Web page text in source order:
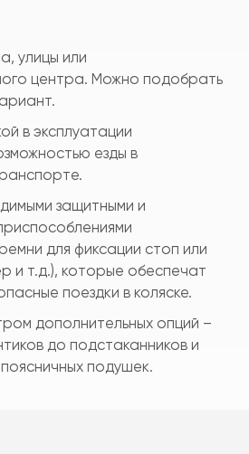
улицы или
центра. Можно подобрать
в эксплуатации
езды в
защитными и
для фиксации стоп или
и т.д.), которые обеспечат
поездки в коляске.
дополнительных опций –
до подстаканников и
подушек.